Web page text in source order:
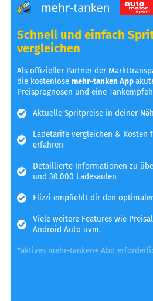
Schnell und einfach
vergleichen
Als offizieller Partner der
die kostenlosemehr-tanken App
Preisprognosen und eine
Aktuelle Spritpreise in deiner
Ladetarife vergleichen & Kosten
erfahren
Detaillierte Informationen zu
und 30.000 Ladesäulen
Flizzi empfiehlt dir den
Viele weitere Features wie
Android Auto uvm.
*aktives mehr-tanken+ Abo